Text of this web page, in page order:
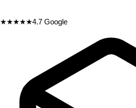
★★★★★4.7 Google